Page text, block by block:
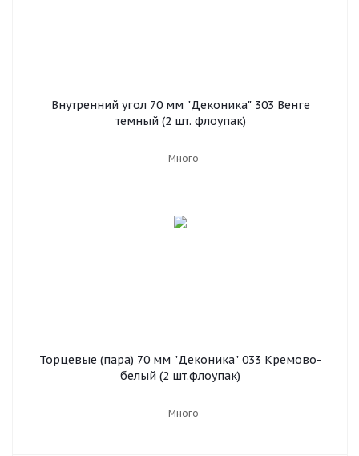
Внутренний угол 70 мм "Деконика" 303 Венге
темный (2 шт. флоупак)
Много
Торцевые (пара) 70 мм "Деконика" 033 Кремово-
белый (2 шт.флоупак)
Много